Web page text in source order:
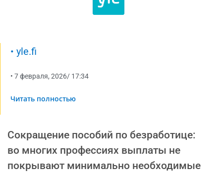
• yle.fi
• 7 февраля, 2026/ 17:34
Читать полностью
Сокращение пособий по безработице:
во многих профессиях выплаты не
покрывают минимально необходимые